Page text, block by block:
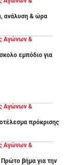
ανάλυση & ώρα
Αγώνων &
εμπόδιο για
Αγώνων &
πρόκρισης
Αγώνων &
βήμα για την